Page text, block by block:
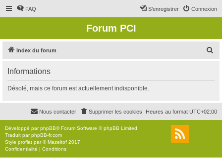
FAQ Connexion
S’enregistrer
Forum PCI
Index du forum
r
c
r
Informations
Désolé, mais ce forum est actuellement indisponible.
Heures au format UTC+02:00
Supprimer les cookies
Nous contacter
Développé parphpBB® Forum Software © phpBB Limited
Traduit parphpBB-fr.com
Style proflat par ©Mazeltof 2017
Confidentialité | Conditions